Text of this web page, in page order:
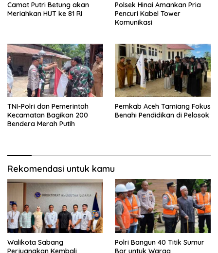
Camat Putri Betung akan
Meriahkan HUT ke 81 RI
Polsek Hinai Amankan Pria
Pencuri Kabel Tower
Komunikasi
TNI-Polri dan Pemerintah
Kecamatan Bagikan 200
Bendera Merah Putih
Pemkab Aceh Tamiang Fokus
Benahi Pendidikan di Pelosok
Rekomendasi untuk kamu
Walikota Sabang
Perjuangkan Kembali
Polri Bangun 40 Titik Sumur
Bor untuk Warga